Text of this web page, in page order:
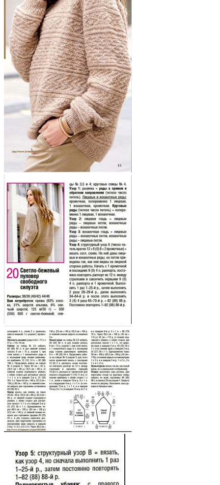
эффект
мягких
волн,
подчеркнутых
гармоничными
переплетениями
рельефными
линиями.